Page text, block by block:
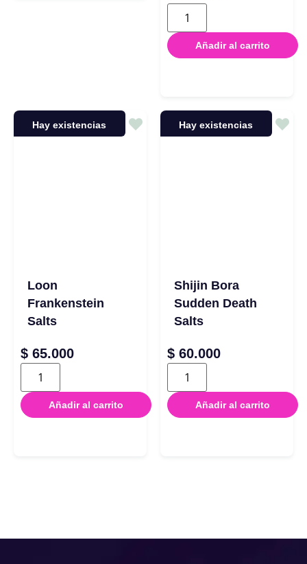
Añadir al carrito
Hay existencias
Loon
Frankenstein
Salts
$ 65.000
Añadir al carrito
Hay existencias
Shijin Bora
Sudden Death
Salts
$ 60.000
Añadir al carrito